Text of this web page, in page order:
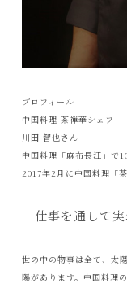
プロフィール
中国料理 茶禅華シェフ
川田 智也さん
中国料理「麻布長江」で
2017年2月に中国料理「
－仕事を通して
世の中の物事は全て、太
陽があります。中国料理